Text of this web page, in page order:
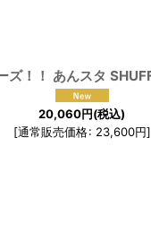
20,060円(税込)
[通常販売価格: 23,600円]